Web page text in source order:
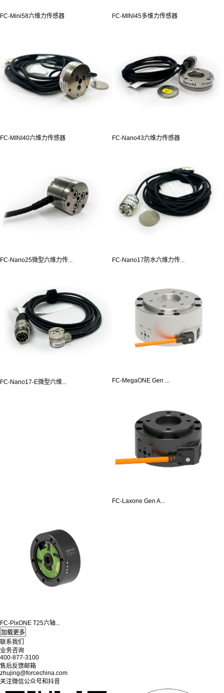
FC-Mini58六维力传感器 FC-MINI45多维力传感器
FC-MINI40六维力传感器 FC-Nano43六维力传感器
FC-Nano25微型六维力传... FC-Nano17防水六维力传...
FC-Nano17-E微型六维... FC-MegaONE Gen ...
FC-Laxone Gen A...
FC-PixONE T25六轴...
联系我们
业务咨询
400-877-3100
售后反馈邮箱
zhujing@forcechina.com
关注微信公众号和抖音